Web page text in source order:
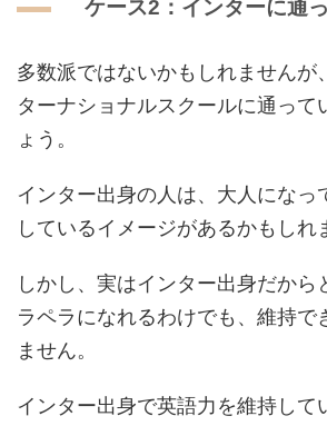
ケース2：インターに通
多数派ではないかもしれませんが
ターナショナルスクールに通って
ょう。
インター出身の人は、大人になっ
しているイメージがあるかもしれ
しかし、実はインター出身だから
ラペラになれるわけでも、維持で
ません。
インター出身で英語力を維持して